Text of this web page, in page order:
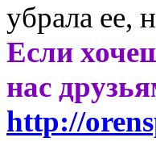
убрала ее,
Если
нас
http://